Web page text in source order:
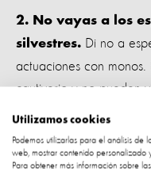
2. No vayas a los
silvestres. Di no a
actuaciones con monos.
cautiverio y no pueden
Utilizamos cookies
Podemos utilizarlas para el análisis de
web, mostrar contenido
Para obtener más información sobre